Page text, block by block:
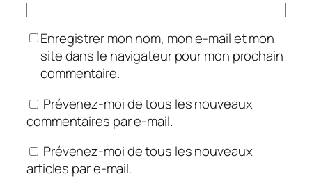
Enregistrer mon nom, mon e-mail et mon
site dans le navigateur pour mon prochain
commentaire.
Prévenez-moi de tous les nouveaux
commentaires par e-mail.
Prévenez-moi de tous les nouveaux
articles par e-mail.